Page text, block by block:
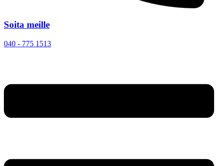
Soita meille
040 - 775 1513